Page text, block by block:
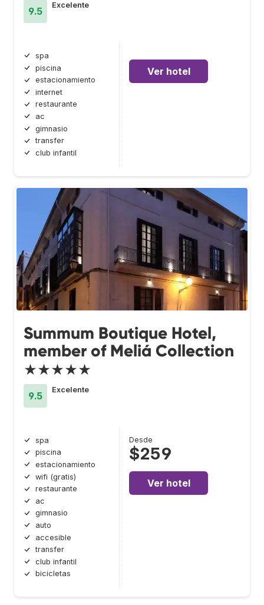
9.5
Excelente
spa
piscina
estacionamiento
internet
restaurante
ac
gimnasio
transfer
club infantil
Ver hotel
Summum Boutique Hotel,
member of Meliá Collection
★★★★★
9.5
Excelente
spa
piscina
estacionamiento
wifi (gratis)
restaurante
ac
gimnasio
auto
accesible
transfer
club infantil
bicicletas
Desde
$259
Ver hotel